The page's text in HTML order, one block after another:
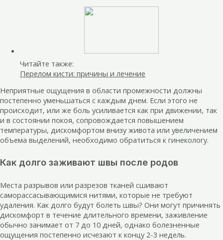
Читайте также:
Перелом кисти: причины и лечение
Неприятные ощущения в области промежности должны
постепенно уменьшаться с каждым днем. Если этого не
происходит, или же боль усиливается как при движении, так
и в состоянии покоя, сопровождается повышением
температуры, дискомфортом внизу живота или увеличением
объема выделений, необходимо обратиться к гинекологу.
Как долго заживают швы после родов
Места разрывов или разрезов тканей сшивают
саморассасывающимися нитями, которые не требуют
удаления. Как долго будут болеть швы? Они могут причинять
дискомфорт в течение длительного времени, заживление
обычно занимает от 7 до 10 дней, однако болезненные
ощущения постепенно исчезают к концу 2-3 недель.